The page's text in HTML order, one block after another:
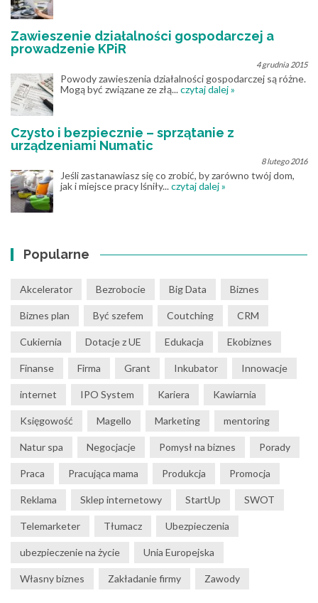
Zawieszenie działalności gospodarczej a
prowadzenie KPiR
4 grudnia 2015
Powody zawieszenia działalności gospodarczej są różne.
Mogą być związane ze złą...czytaj dalej »
Czysto i bezpiecznie – sprzątanie z
urządzeniami Numatic
8 lutego 2016
Jeśli zastanawiasz się co zrobić, by zarówno twój dom,
jak i miejsce pracy lśniły...czytaj dalej »
Popularne
Akcelerator Bezrobocie Big Data Biznes
Biznes plan Być szefem Coutching CRM
Cukiernia Dotacje z UE Edukacja Ekobiznes
Finanse Firma Grant Inkubator Innowacje
internet IPO System Kariera Kawiarnia
Księgowość Magello Marketing mentoring
Natur spa Negocjacje Pomysł na biznes Porady
Praca Pracująca mama Produkcja Promocja
Reklama Sklep internetowy StartUp SWOT
Telemarketer Tłumacz Ubezpieczenia
ubezpieczenie na życie Unia Europejska
Własny biznes Zakładanie firmy Zawody